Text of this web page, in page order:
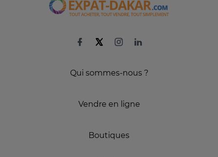
Qui sommes-nous ?
Vendre en ligne
Boutiques